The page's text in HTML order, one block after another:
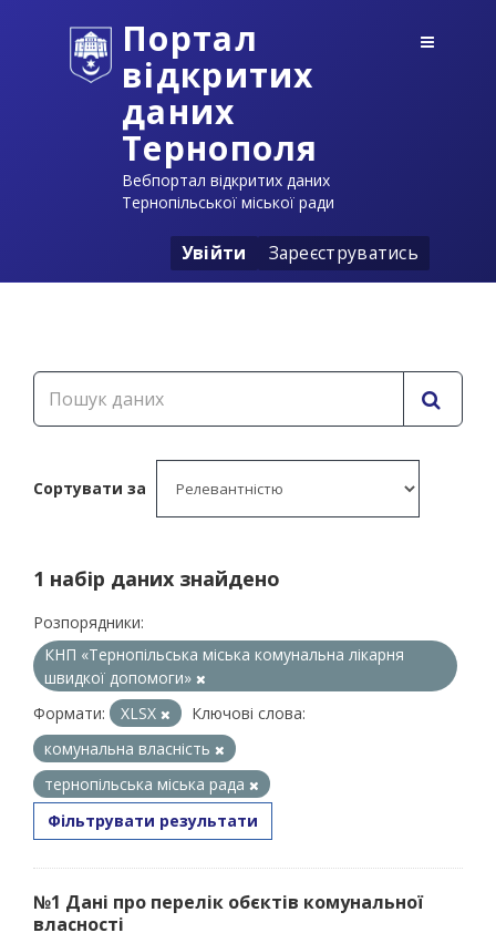
Портал
відкритих
даних
Тернополя
Вебпортал відкритих даних
Тернопільської міської ради
Увійти Зареєструватись
Сортувати за
1 набір даних знайдено
Розпорядники:
КНП «Тернопільська міська комунальна лікарня
швидкої допомоги»
Формати:
XLSX
Ключові слова:
комунальна власність
тернопільська міська рада
Фільтрувати результати
№1 Дані про перелік обєктів комунальної
власності